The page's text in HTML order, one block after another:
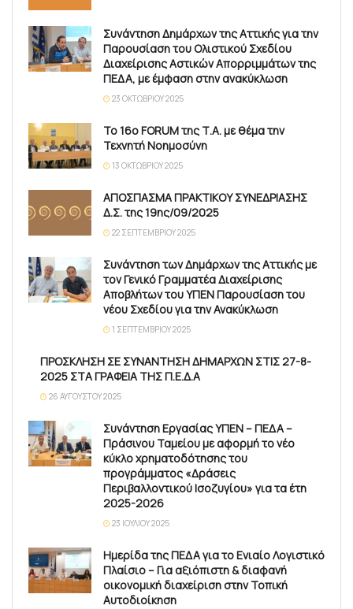
Συνάντηση Δημάρχων της Αττικής για την
Παρουσίαση του Ολιστικού Σχεδίου
Διαχείρισης Αστικών Απορριμμάτων της
ΠΕΔΑ, με έμφαση στην ανακύκλωση
23 ΟΚΤΩΒΡΊΟΥ 2025
Το 16ο FORUM της Τ.Α. με θέμα την
Τεχνητή Νοημοσύνη
13 ΟΚΤΩΒΡΊΟΥ 2025
ΑΠΟΣΠΑΣΜΑ ΠΡΑΚΤΙΚΟΥ ΣΥΝΕΔΡΙΑΣΗΣ
Δ.Σ. της 19ης/09/2025
22 ΣΕΠΤΕΜΒΡΊΟΥ 2025
Συνάντηση των Δημάρχων της Αττικής με
τον Γενικό Γραμματέα Διαχείρισης
Αποβλήτων του ΥΠΕΝ Παρουσίαση του
νέου Σχεδίου για την Ανακύκλωση
1 ΣΕΠΤΕΜΒΡΊΟΥ 2025
ΠΡΟΣΚΛΗΣΗ ΣΕ ΣΥΝΑΝΤΗΣΗ ΔΗΜΑΡΧΩΝ ΣΤΙΣ 27-8-
2025 ΣΤΑ ΓΡΑΦΕΙΑ ΤΗΣ Π.Ε.Δ.Α
26 ΑΥΓΟΎΣΤΟΥ 2025
Συνάντηση Εργασίας ΥΠΕΝ – ΠΕΔΑ –
Πράσινου Ταμείου με αφορμή το νέο
κύκλο χρηματοδότησης του
προγράμματος «Δράσεις
Περιβαλλοντικού Ισοζυγίου» για τα έτη
2025-2026
23 ΙΟΥΛΊΟΥ 2025
Ημερίδα της ΠΕΔΑ για το Ενιαίο Λογιστικό
Πλαίσιο – Για αξιόπιστη & διαφανή
οικονομική διαχείριση στην Τοπική
Αυτοδιοίκηση